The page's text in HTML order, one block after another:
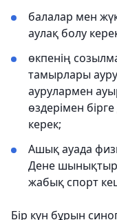
балалар мен
аулақ болу
өкпенің
тамырлары
аурулармен
өздерімен
керек;
Ашық ауада
Дене
жабық спорт
Бір күн бұрын